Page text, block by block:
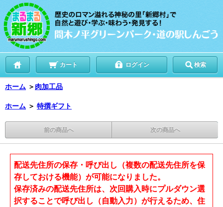
カート ログイン 検索
ホーム ＞ 肉加工品
ホーム ＞ 特撰ギフト
前の商品へ 次の商品へ
配送先住所の保存・呼び出し（複数の配送先住所を保
存しておける機能）が可能になりました。
保存済みの配送先住所は、次回購入時にプルダウン選
択することで呼び出し（自動入力）が行えるため、住